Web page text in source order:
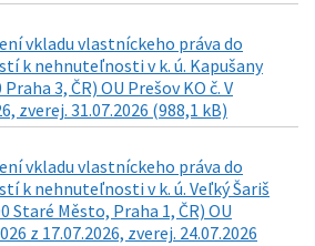
vkladu vlastníckeho práva do
k nehnuteľnosti v k. ú. Kapušany
3, ČR) OU Prešov KO č. V
zverej. 31.07.2026 (988,1 kB)
vkladu vlastníckeho práva do
k nehnuteľnosti v k. ú. Veľký Šariš
Staré Město, Praha 1, ČR) OU
z 17.07.2026, zverej. 24.07.2026